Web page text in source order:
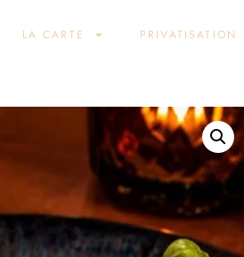
LA CARTE PRIVATISATION